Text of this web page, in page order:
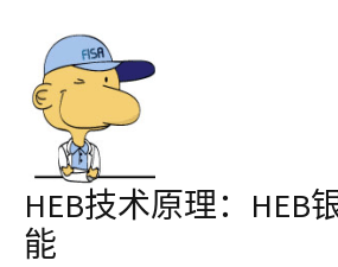
HEB技术原理：HEB
能